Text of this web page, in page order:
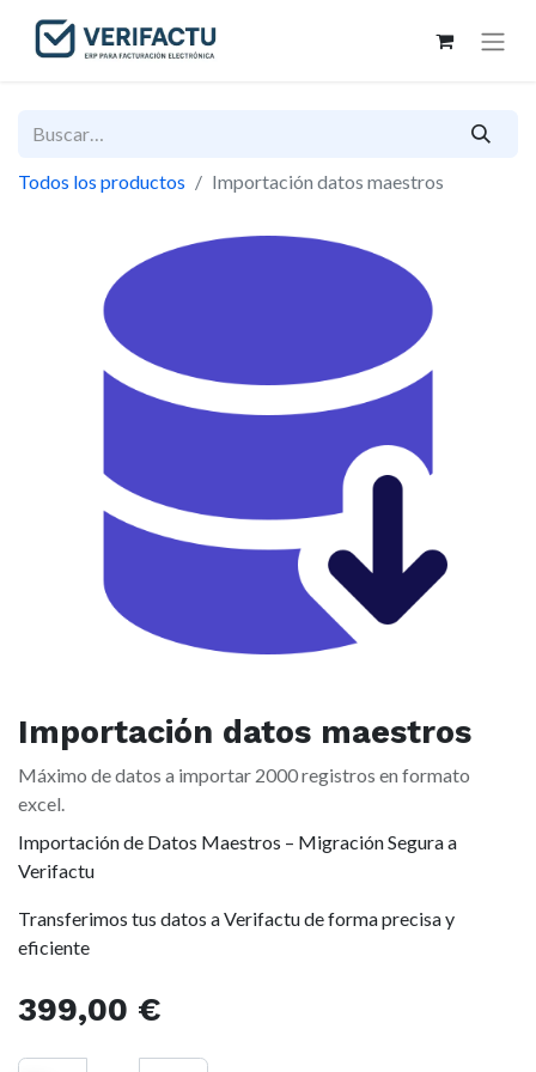
Todos los productos Importación datos maestros
Importación datos maestros
Máximo de datos a importar 2000 registros en formato
excel.
Importación de Datos Maestros – Migración Segura a
Verifactu
Transferimos tus datos a Verifactu de forma precisa y
eficiente
399,00 €